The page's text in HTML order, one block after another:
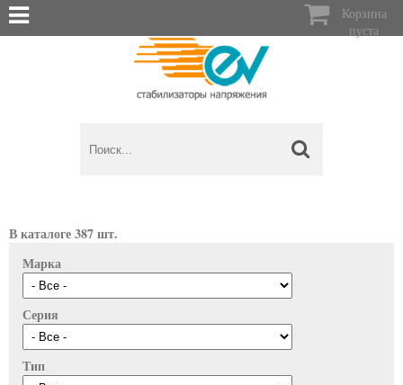

Корзина
пуста
В каталоге 387 шт.
Марка
Серия
Тип